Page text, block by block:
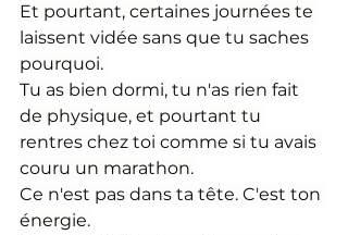
Et pourtant, certaines journées te
laissent vidée sans que tu saches
pourquoi.
Tu as bien dormi, tu n'as rien fait
de physique, et pourtant tu
rentres chez toi comme si tu avais
couru un marathon.
Ce n'est pas dans ta tête. C'est ton
énergie.